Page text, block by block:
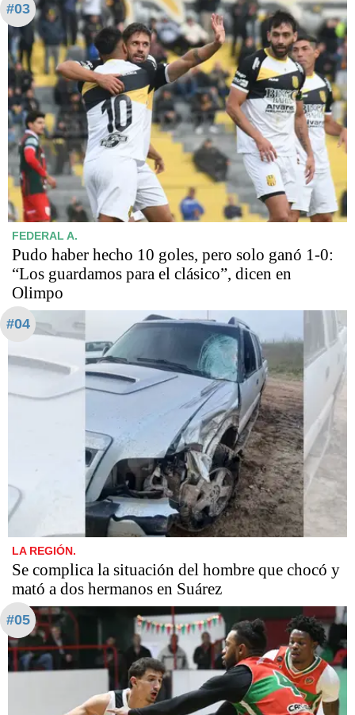
#03
FEDERAL A.
Pudo haber hecho 10 goles, pero solo ganó 1-0:
“Los guardamos para el clásico”, dicen en
Olimpo
#04
LA REGIÓN.
Se complica la situación del hombre que chocó y
mató a dos hermanos en Suárez
#05